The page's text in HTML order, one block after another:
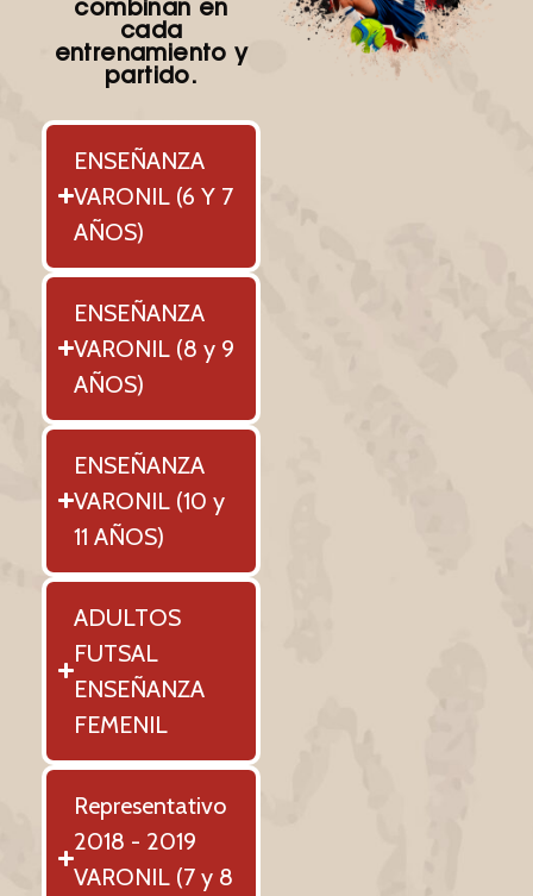
combinan en
cada
entrenamiento y
partido.
ENSEÑANZA
VARONIL (6 Y 7
AÑOS)
ENSEÑANZA
VARONIL (8 y 9
AÑOS)
ENSEÑANZA
VARONIL (10 y
11 AÑOS)
ADULTOS
FUTSAL
ENSEÑANZA
FEMENIL
Representativo
2018 - 2019
VARONIL (7 y 8